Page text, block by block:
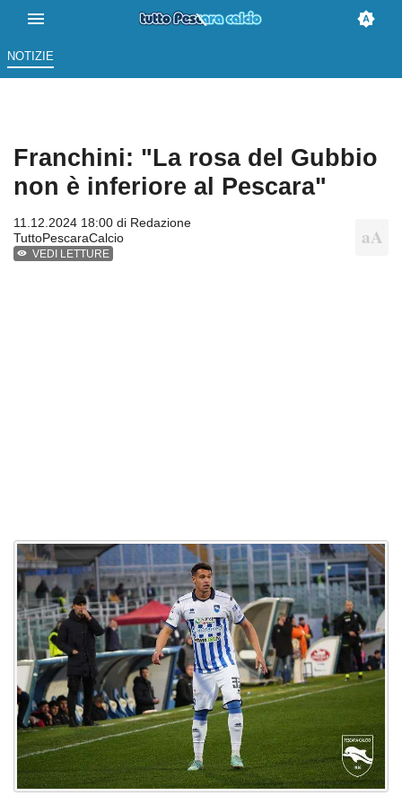
NOTIZIE
Franchini: "La rosa del Gubbio
non è inferiore al Pescara"
11.12.2024 18:00 di Redazione
TuttoPescaraCalcio
VEDI LETTURE